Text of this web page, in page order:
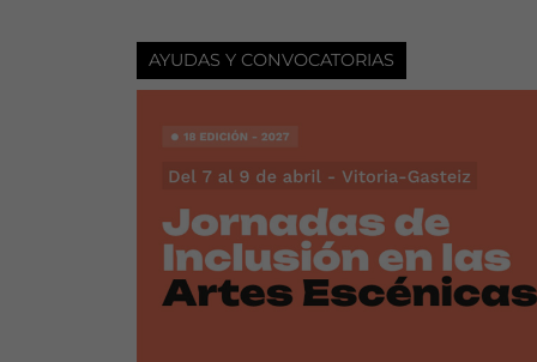
AYUDAS Y CONVOCATORIAS